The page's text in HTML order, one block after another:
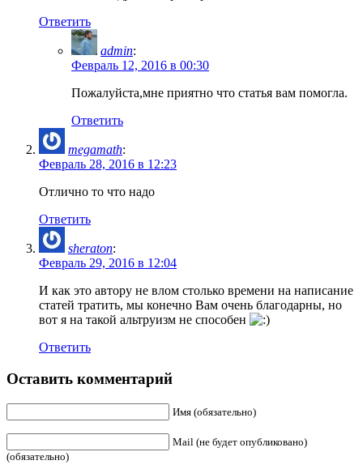
Ответить
admin:
Февраль 12, 2016 в 00:30
Пожалуйста,мне приятно что статья вам помогла.
Ответить
megamath:
Февраль 28, 2016 в 12:23
Отлично то что надо
Ответить
sheraton:
Февраль 29, 2016 в 12:04
И как это автору не влом столько времени на написание
статей тратить, мы конечно Вам очень благодарны, но
вот я на такой альтруизм не способен
Ответить
Оставить комментарий
Имя (обязательно)
Mail (не будет опубликовано)
(обязательно)